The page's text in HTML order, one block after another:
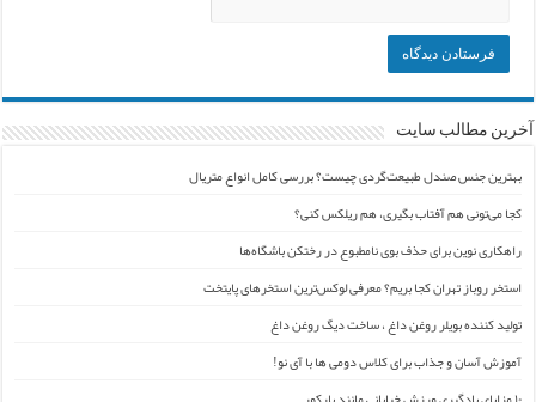
آخرین مطالب سایت
بهترین جنس صندل طبیعت‌گردی چیست؟ بررسی کامل انواع متریال
کجا می‌تونی هم آفتاب بگیری، هم ریلکس کنی؟
راهکاری نوین برای حذف بوی نامطبوع در رختکن باشگاه‌ها
استخر روباز تهران کجا بریم؟ معرفی لوکس‌ترین استخرهای پایتخت
تولید کننده بویلر روغن داغ ، ساخت دیگ روغن داغ
آموزش آسان و جذاب برای کلاس دومی ها با آی نو!